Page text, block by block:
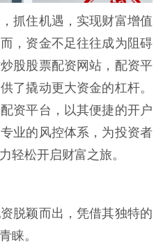
抓住机遇，实现财富增值
，资金不足往往成为阻碍
股股票配资网站，配资平
了撬动更大资金的杠杆。
资平台，以其便捷的开户
业的风控体系，为投资者
轻松开启财富之旅。
脱颖而出，凭借其独特的
睐。